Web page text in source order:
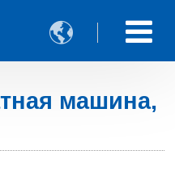

машина,